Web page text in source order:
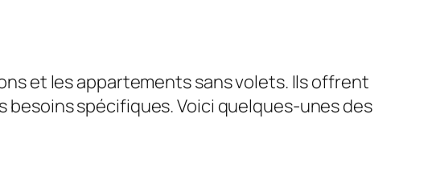
et les appartements sans volets. Ils offrent
spécifiques. Voici quelques-unes des